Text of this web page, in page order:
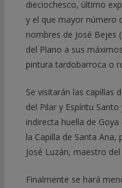
dieciochesco, último
y el que mayor número
nombres de José Bejes
del Plano a sus
pintura tardobarroca o
Se visitarán las capillas
del Pilar y Espíritu
indirecta huella de
la Capilla de Santa
José Luzán, maestro
Finalmente se hará